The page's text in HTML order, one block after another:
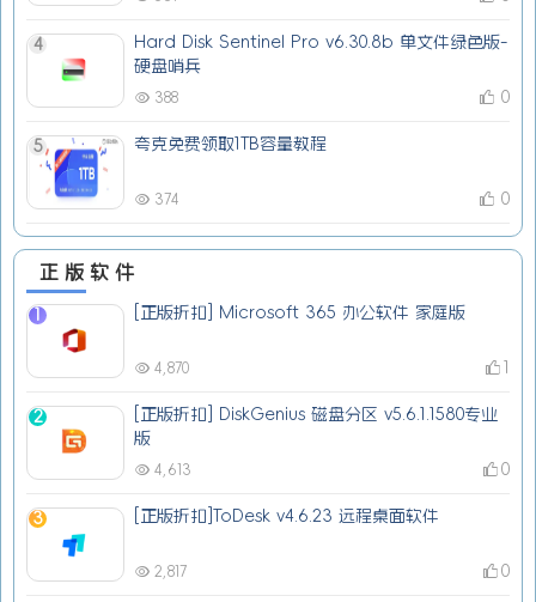
4
Hard Disk Sentinel Pro v6.30.8b 单文件绿色版-
硬盘哨兵
388 0
5 夸克免费领取1TB容量教程
374 0
正版软件
[正版折扣] Microsoft 365 办公软件 家庭版
4,870
2
[正版折扣] DiskGenius 磁盘分区 v5.6.1.1580专业
版
4,613 0
3 [正版折扣]ToDesk v4.6.23 远程桌面软件
2,817 0